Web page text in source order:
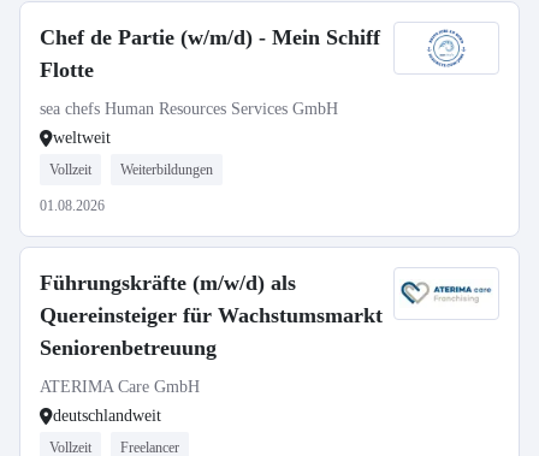
Chef de Partie (w/m/d) - Mein Schiff
Flotte
sea chefs Human Resources Services GmbH
weltweit
Vollzeit Weiterbildungen
01.08.2026
Führungskräfte (m/w/d) als
Quereinsteiger für Wachstumsmarkt
Seniorenbetreuung
ATERIMA Care GmbH
deutschlandweit
Vollzeit Freelancer